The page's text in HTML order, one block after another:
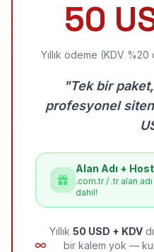
50
Yıllık ödeme (KDV
"Tek bir
profesyonel
Alan Adı +
.com.tr / .tr alan
dahil!
Yıllık 50 USD + KDV
bir kalem yok —